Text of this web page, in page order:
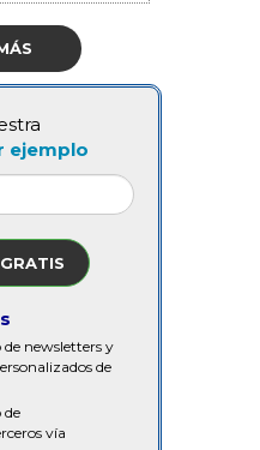
ejemplo
newsletters y
de
de
vía